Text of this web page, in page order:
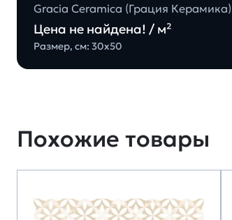
Gracia Ceramica (Грация Керамика)
Цена не найдена! / м²
Размер, см: 30х50
Похожие товары